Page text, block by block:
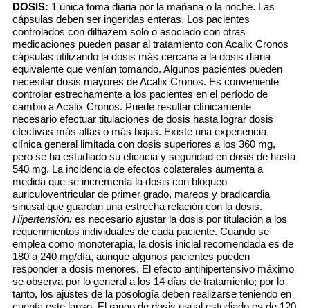
DOSIS: 1 única toma diaria por la mañana o la noche. Las
cápsulas deben ser ingeridas enteras. Los pacientes
controlados con diltiazem solo o asociado con otras
medicaciones pueden pasar al tratamiento con Acalix Cronos
cápsulas utilizando la dosis más cercana a la dosis diaria
equivalente que venían tomando. Algunos pacientes pueden
necesitar dosis mayores de Acalix Cronos. Es conveniente
controlar estrechamente a los pacientes en el período de
cambio a Acalix Cronos. Puede resultar clínicamente
necesario efectuar titulaciones de dosis hasta lograr dosis
efectivas más altas o más bajas. Existe una experiencia
clínica general limitada con dosis superiores a los 360 mg,
pero se ha estudiado su eficacia y seguridad en dosis de hasta
540 mg. La incidencia de efectos colaterales aumenta a
medida que se incrementa la dosis con bloqueo
auriculoventricular de primer grado, mareos y bradicardia
sinusal que guardan una estrecha relación con la dosis.
Hipertensión: es necesario ajustar la dosis por titulación a los
requerimientos individuales de cada paciente. Cuando se
emplea como monoterapia, la dosis inicial recomendada es de
180 a 240 mg/día, aunque algunos pacientes pueden
responder a dosis menores. El efecto antihipertensivo máximo
se observa por lo general a los 14 días de tratamiento; por lo
tanto, los ajustes de la posología deben realizarse teniendo en